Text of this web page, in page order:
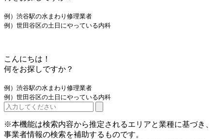
例）渋谷駅の水まわり修理業者
例）世田谷区の土日にやっている内科
こんにちは！
何をお探しですか？
例）渋谷駅の水まわり修理業者
例）世田谷区の土日にやっている内科
※本機能は検索内容から推定されるエリアと業種に基づき、
事業者情報の検索を補助するものです。